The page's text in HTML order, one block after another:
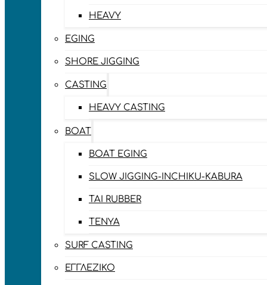
HEAVY
EGING
SHORE JIGGING
CASTING
HEAVY CASTING
BOAT
BOAT EGING
SLOW JIGGING-INCHIKU-KABURA
TAI RUBBER
TENYA
SURF CASTING
ΕΓΓΛΈΖΙΚΟ